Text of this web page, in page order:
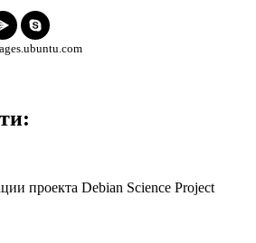
проекта Debian Science Project